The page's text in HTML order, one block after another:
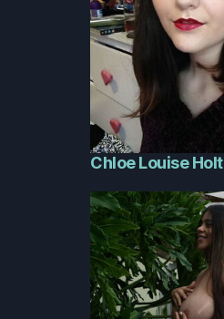
Chloe Louise Holt